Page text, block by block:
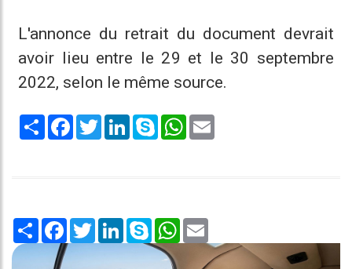
L'annonce du retrait du document devrait
avoir lieu entre le 29 et le 30 septembre
2022, selon le même source.
Share Facebook
TwitterLinkedInSkype WhatsApp
Share Facebook
TwitterLinkedInSkype WhatsApp